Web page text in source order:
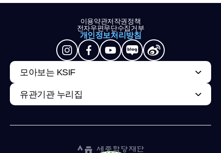
이용약관저작권정책
전자우편무단수집거부
개인정보처리방침
모아보는 KSIF
유관기관 누리집